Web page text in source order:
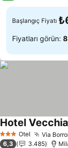
Başlangıç Fiyatı
Fiyatları görün:
3 YıldızOtel Via
Hotel
6,3 3.485